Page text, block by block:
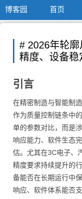
博客园 首页
# 2026年轮廓
精度、设备稳
引言
在精密制造与智能制
作为质量控制链条中
单的参数对比，而是
响应能力、软件生态
估。尤其在3C电子、
精度要求持续提升的
备能否在长期运行中
响应、软件体系能否